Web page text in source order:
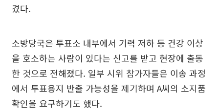
겼다.
소방당국은 투표소 내부에서 기력 저하 등 건강 이상
을 호소하는 사람이 있다는 신고를 받고 현장에 출동
한 것으로 전해졌다. 일부 시위 참가자들은 이송 과정
에서 투표용지 반출 가능성을 제기하며 A씨의 소지품
확인을 요구하기도 했다.